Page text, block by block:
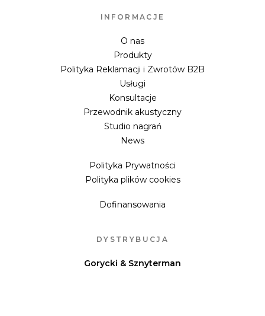
INFORMACJE
O nas
Produkty
Polityka Reklamacji i Zwrotów B2B
Usługi
Konsultacje
Przewodnik akustyczny
Studio nagrań
News
Polityka Prywatności
Polityka plików cookies
Dofinansowania
DYSTRYBUCJA
Gorycki & Sznyterman